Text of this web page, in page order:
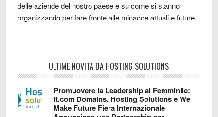
delle aziende del nostro paese e su come si stanno
organizzando per fare fronte alle minacce attuali e future.
ULTIME NOVITÀ DA HOSTING SOLUTIONS
Promuovere la Leadership al Femminile:
it.com Domains, Hosting Solutions e We
Make Future Fiera Internazionale